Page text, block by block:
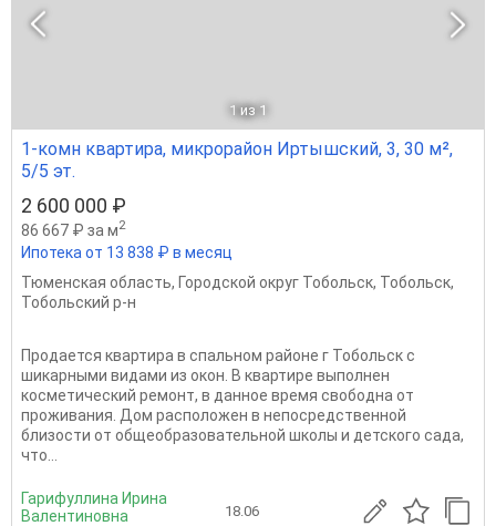
1 из 1
1-комн квартира, микрорайон Иртышский, 3, 30 м²,
5/5 эт.
2 600 000 ₽
86 667 ₽ за м2
Ипотека от 13 838 ₽ в месяц
Тюменская область, Городской округ Тобольск, Тобольск,
Тобольский р-н
Продается квартира в спальном районе г Тобольск с
шикарными видами из окон. В квартире выполнен
косметический ремонт, в данное время свободна от
проживания. Дом расположен в непосредственной
близости от общеобразовательной школы и детского сада,
что...
Гарифуллина Ирина
Валентиновна
18.06